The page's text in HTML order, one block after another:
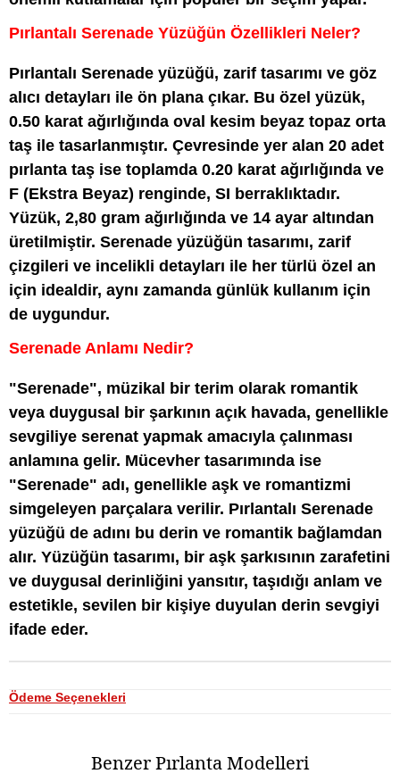
Pırlantalı Serenade Yüzüğün Özellikleri Neler?
Pırlantalı Serenade yüzüğü, zarif tasarımı ve göz
alıcı detayları ile ön plana çıkar. Bu özel yüzük,
0.50 karat ağırlığında oval kesim beyaz topaz orta
taş ile tasarlanmıştır. Çevresinde yer alan 20 adet
pırlanta taş ise toplamda 0.20 karat ağırlığında ve
F (Ekstra Beyaz) renginde, SI berraklıktadır.
Yüzük, 2,80 gram ağırlığında ve 14 ayar altından
üretilmiştir. Serenade yüzüğün tasarımı, zarif
çizgileri ve incelikli detayları ile her türlü özel an
için idealdir, aynı zamanda günlük kullanım için
de uygundur.
Serenade Anlamı Nedir?
"Serenade", müzikal bir terim olarak romantik
veya duygusal bir şarkının açık havada, genellikle
sevgiliye serenat yapmak amacıyla çalınması
anlamına gelir. Mücevher tasarımında ise
"Serenade" adı, genellikle aşk ve romantizmi
simgeleyen parçalara verilir. Pırlantalı Serenade
yüzüğü de adını bu derin ve romantik bağlamdan
alır. Yüzüğün tasarımı, bir aşk şarkısının zarafetini
ve duygusal derinliğini yansıtır, taşıdığı anlam ve
estetikle, sevilen bir kişiye duyulan derin sevgiyi
ifade eder.
Ödeme Seçenekleri
Benzer Pırlanta Modelleri